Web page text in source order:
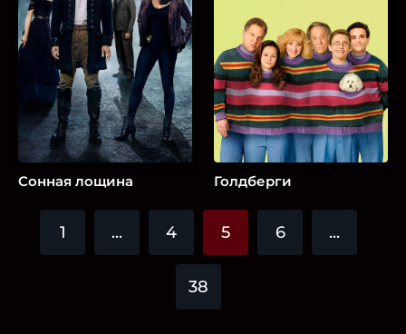
Сонная лощина Голдберги
1 ... 4 5 6 ...
38